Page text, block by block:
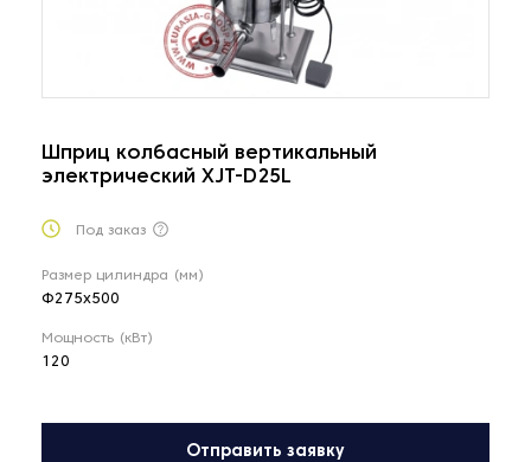
Шприц колбасный вертикальный
электрический XJT-D25L
Под заказ
Размер цилиндра (мм)
Φ275x500
Мощность (кВт)
120
Отправить заявку